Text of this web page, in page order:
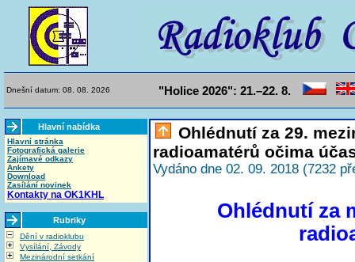
Dnešní datum: 08. 08. 2026 "Holice 2026": 21.–22. 8.
Hlavní nabídka
Hlavní stránka
Fotografická galerie
Zajímavé odkazy
Ankety
Download
Zasílání novinek
Kontakty na OK1KHL
Rubriky
Dění v radioklubu
Vysílání, Závody
Mezinárodní setkání
Ohlédnutí za 29.
radioamatérů očima
Vydáno dne 02. 09. 2018 (7232
Ohlédnutí za